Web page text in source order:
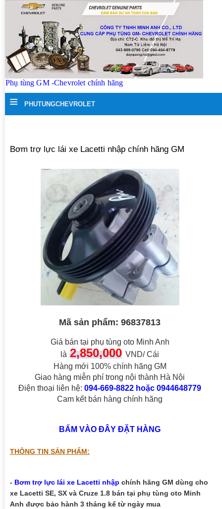
Phụ tùng GM -Chevrolet chính hãng
≡ PHUTUNGCHEVROLET
Bơm trợ lực lái xe Lacetti nhập chính hãng GM
Mã sản phẩm: 96837813
Giá bán tại phụ tùng oto Minh Anh
là :2,850,000 VND/ Cái
Hàng mới 100% chính hãng GM
Giao hàng miễn phí trong nội thành Hà Nội
Điện thoại liên hệ:094-669-8822 hoặc 0944648779
Cam kết bán hàng chính hãng
BẤM VÀO ĐÂY ĐẶT HÀNG
THÔNG TIN SẢN PHẨM:
- Bơm trợ lực lái xe Lacetti nhập chính hãng GM dùng cho
xe Lacetti SE, SX và Cruze 1.8 bán tại phụ tùng oto Minh
Anh được bảo hành 3 tháng kể từ ngày mua